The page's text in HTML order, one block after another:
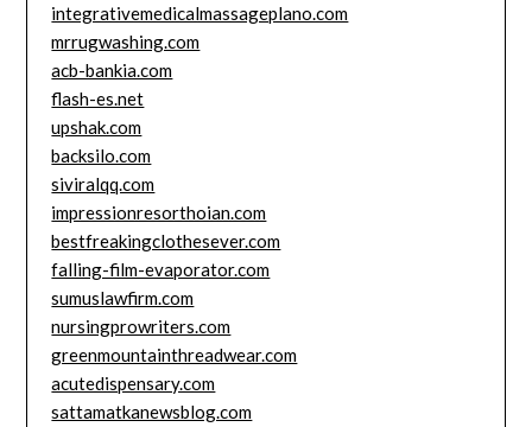
integrativemedicalmassageplano.com
mrrugwashing.com
acb-bankia.com
flash-es.net
upshak.com
backsilo.com
siviralqq.com
impressionresorthoian.com
bestfreakingclothesever.com
falling-film-evaporator.com
sumuslawfirm.com
nursingprowriters.com
greenmountainthreadwear.com
acutedispensary.com
sattamatkanewsblog.com